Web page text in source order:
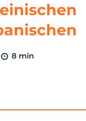
8 min